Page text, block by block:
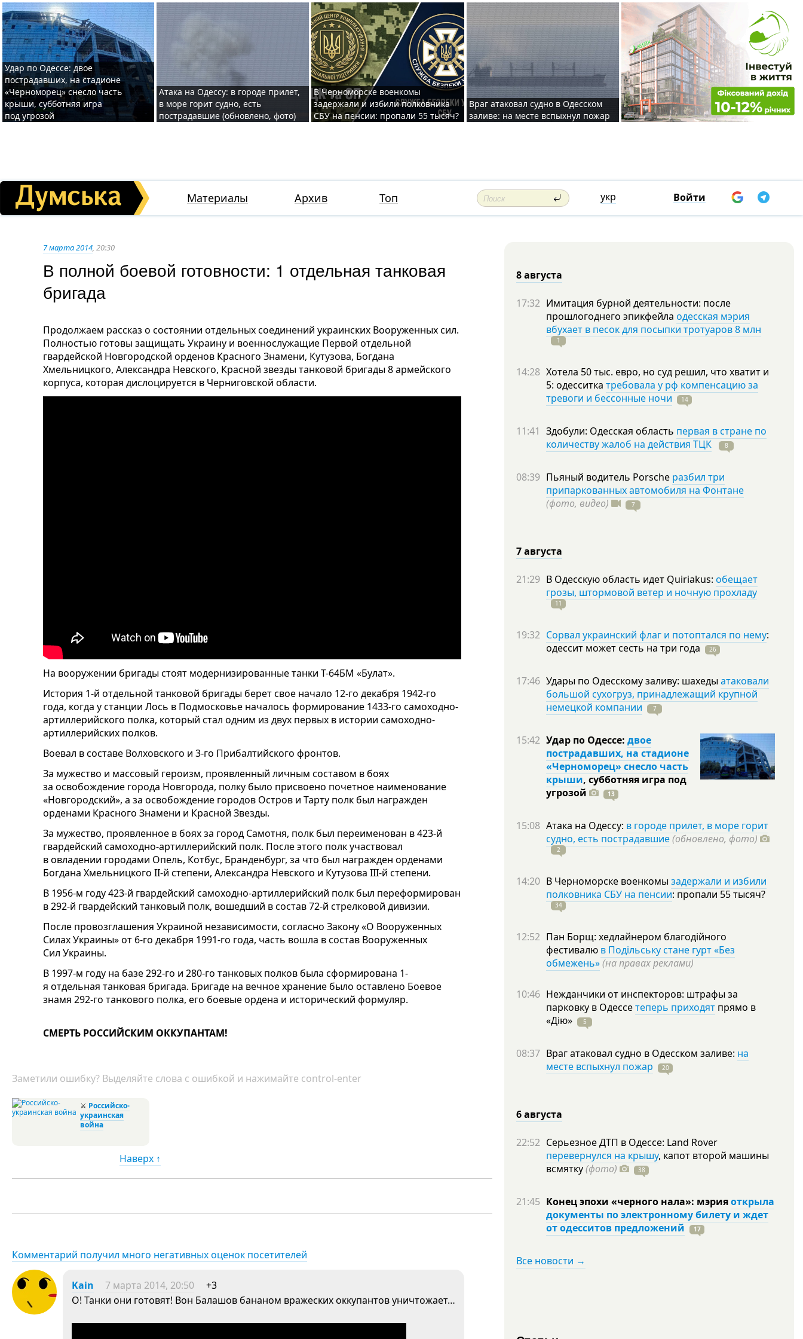
Удар по Одессе: двое
пострадавших, на стадионе
«Черноморец» снесло часть
крыши, субботняя игра
под угрозой
Атака на Одессу: в городе прилет,
в море горит судно, есть
пострадавшие (обновлено, фото)
В Черноморске военкомы
задержали и избили полковника
СБУ на пенсии: пропали 55 тысяч?
Враг атаковал судно в Одесском
заливе: на месте вспыхнул пожар
Материалы Архив Топ укр Войти
7 марта 2014, 20:30
В полной боевой готовности: 1 отдельная танковая
бригада
Продолжаем рассказ о состоянии отдельных соединений украинских Вооруженных сил.
Полностью готовы защищать Украину и военнослужащие Первой отдельной
гвардейской Новгородской орденов Красного Знамени, Кутузова, Богдана
Хмельницкого, Александра Невского, Красной звезды танковой бригады 8 армейского
корпуса, которая дислоцируется в Черниговской области.
На вооружении бригады стоят модернизированные танки Т-64БМ «Булат».
История 1-й отдельной танковой бригады берет свое начало 12-го декабря 1942-го
года, когда у станции Лось в Подмосковье началось формирование 1433-го самоходно-
артиллерийского полка, который стал одним из двух первых в истории самоходно-
артиллерийских полков.
Воевал в составе Волховского и 3-го Прибалтийского фронтов.
За мужество и массовый героизм, проявленный личным составом в боях
за освобождение города Новгорода, полку было присвоено почетное наименование
«Новгородский», а за освобождение городов Остров и Тарту полк был награжден
орденами Красного Знамени и Красной Звезды.
За мужество, проявленное в боях за город Самотня, полк был переименован в 423-й
гвардейский самоходно-артиллерийский полк. После этого полк участвовал
в овладении городами Опель, Котбус, Бранденбург, за что был награжден орденами
Богдана Хмельницкого II-й степени, Александра Невского и Кутузова III-й степени.
В 1956-м году 423-й гвардейский самоходно-артиллерийский полк был переформирован
в 292-й гвардейский танковый полк, вошедший в состав 72-й стрелковой дивизии.
После провозглашения Украиной независимости, согласно Закону «О Вооруженных
Силах Украины» от 6-го декабря 1991-го года, часть вошла в состав Вооруженных
Сил Украины.
В 1997-м году на базе 292-го и 280-го танковых полков была сформирована 1-
я отдельная танковая бригада. Бригаде на вечное хранение было оставлено Боевое
знамя 292-го танкового полка, его боевые ордена и исторический формуляр.
СМЕРТЬ РОССИЙСКИМ ОККУПАНТАМ!
Заметили ошибку? Выделяйте слова с ошибкой и нажимайте control-enter
⚔ Российско-
украинская
война
Наверх ↑
Комментарий получил много негативных оценок посетителей
Kain 7 марта 2014, 20:50
+3
О! Танки они готовят! Вон Балашов бананом вражеских оккупантов уничтожает…
8 августа
17:32 Имитация бурной деятельности: после
прошлогоднего эпикфейла одесская мэрия
вбухает в песок для посыпки тротуаров 8 млн
1
14:28 Хотела 50 тыс. евро, но суд решил, что хватит и
5: одесситка требовала у рф компенсацию за
тревоги и бессонные ночи
14
11:41 Здобули: Одесская область первая в стране по
количеству жалоб на действия ТЦК
8
08:39 Пьяный водитель Porsche разбил три
припаркованных автомобиля на Фонтане
(фото, видео)
7
7 августа
21:29 В Одесскую область идет Quiriakus: обещает
грозы, штормовой ветер и ночную прохладу
11
19:32 Сорвал украинский флаг и потоптался по нему:
одессит может сесть на три года 26
17:46 Удары по Одесскому заливу: шахеды атаковали
большой сухогруз, принадлежащий крупной
немецкой компании
7
15:42 Удар по Одессе: двое
пострадавших, на стадионе
«Черноморец» снесло часть
крыши, субботняя игра под
угрозой
13
15:08 Атака на Одессу: в городе прилет, в море горит
судно, есть пострадавшие(обновлено, фото)
2
14:20 В Черноморске военкомы задержали и избили
полковника СБУ на пенсии: пропали 55тысяч?
34
12:52 Пан Борщ: хедлайнером благодійного
фестивалю в Подільську стане гурт «Без
обмежень»(на правах реклами)
10:46 Нежданчики от инспекторов: штрафы за
парковку в Одессетеперь приходят прямо в
«Дію»
5
08:37 Враг атаковал судно в Одесском заливе: на
месте вспыхнул пожар
20
6 августа
22:52 Серьезное ДТП в Одессе: Land Rover
перевернулся на крышу, капот второй машины
всмятку(фото) 38
21:45 Конец эпохи «черного нала»: мэрияоткрыла
документы по электронному билету и ждет
от одесситов предложений
17
Все новости →